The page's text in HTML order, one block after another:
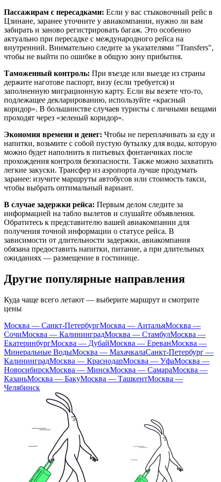
Пассажирам с пересадками: Если у вас стыковочный рейс в
Цзинане, заранее уточните у авиакомпании, нужно ли вам
забирать и заново регистрировать багаж. Это особенно
актуально при пересадке с международного рейса на
внутренний. Внимательно следите за указателями "Transfers",
чтобы не выйти по ошибке в общую зону прибытия.
Таможенный контроль: При въезде или выезде из страны
держите наготове паспорт, визу (если требуется) и
заполненную миграционную карту. Если вы везете что-то,
подлежащее декларированию, используйте «красный
коридор». В большинстве случаев туристы с личными вещами
проходят через «зеленый коридор».
Экономия времени и денег: Чтобы не переплачивать за еду и
напитки, возьмите с собой пустую бутылку для воды, которую
можно будет наполнить в питьевых фонтанчиках после
прохождения контроля безопасности. Также можно захватить
легкие закуски. Трансфер из аэропорта лучше продумать
заранее: изучите маршруты автобусов или стоимость такси,
чтобы выбрать оптимальный вариант.
В случае задержки рейса: Первым делом следите за
информацией на табло вылетов и слушайте объявления.
Обратитесь к представителю вашей авиакомпании для
получения точной информации о статусе рейса. В
зависимости от длительности задержки, авиакомпания
обязана предоставить напитки, питание, а при длительных
ожиданиях — размещение в гостинице.
Другие популярные направления
Куда чаще всего летают — выберите маршрут и смотрите
цены
Москва — Санкт-ПетербургМосква — АнтальяМосква —
СочиМосква — КалининградМосква — СтамбулМосква —
ЕкатеринбургМосква — ДубайМосква — ЕреванМосква —
Минеральные ВодыМосква — МахачкалаСанкт-Петербург —
КалининградМосква — КраснодарМосква — УфаМосква —
НовосибирскМосква — МинскМосква — СамараМосква —
КазаньМосква — БакуМосква — ТашкентМосква —
Челябинск